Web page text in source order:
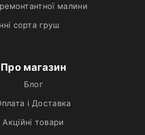
малини
сорта груш
Про магазин
Блог
і Доставка
Акційні товари